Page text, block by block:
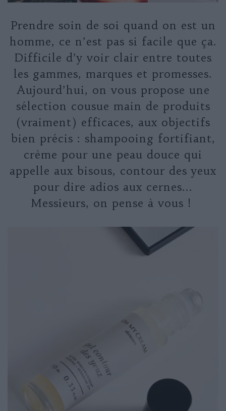
Prendre soin de soi quand on est un
homme, ce n’est pas si facile que ça.
Difficile d’y voir clair entre toutes
les gammes, marques et promesses.
Aujourd’hui, on vous propose une
sélection cousue main de produits
(vraiment) efficaces, aux objectifs
bien précis : shampooing fortifiant,
crème pour une peau douce qui
appelle aux bisous, contour des yeux
pour dire adios aux cernes...
Messieurs, on pense à vous !